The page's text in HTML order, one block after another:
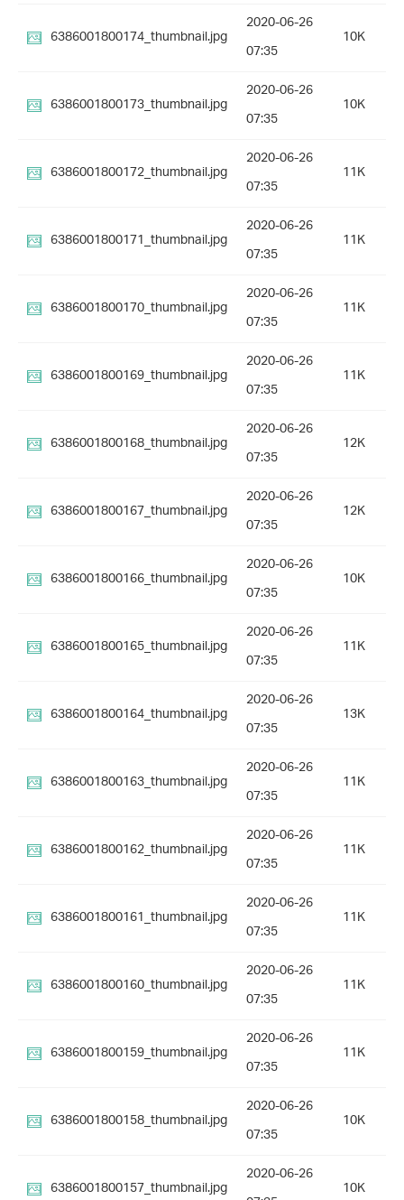
6386001800174_thumbnail.jpg
2020-06-26
07:35
10K
6386001800173_thumbnail.jpg
2020-06-26
07:35
10K
6386001800172_thumbnail.jpg
2020-06-26
07:35
11K
6386001800171_thumbnail.jpg
2020-06-26
07:35
11K
6386001800170_thumbnail.jpg
2020-06-26
07:35
11K
6386001800169_thumbnail.jpg
2020-06-26
07:35
11K
6386001800168_thumbnail.jpg
2020-06-26
07:35
12K
6386001800167_thumbnail.jpg
2020-06-26
07:35
12K
6386001800166_thumbnail.jpg
2020-06-26
07:35
10K
6386001800165_thumbnail.jpg
2020-06-26
07:35
11K
6386001800164_thumbnail.jpg
2020-06-26
07:35
13K
6386001800163_thumbnail.jpg
2020-06-26
07:35
11K
6386001800162_thumbnail.jpg
2020-06-26
07:35
11K
6386001800161_thumbnail.jpg
2020-06-26
07:35
11K
6386001800160_thumbnail.jpg
2020-06-26
07:35
11K
6386001800159_thumbnail.jpg
2020-06-26
07:35
11K
6386001800158_thumbnail.jpg
2020-06-26
07:35
10K
6386001800157_thumbnail.jpg
2020-06-26
10K